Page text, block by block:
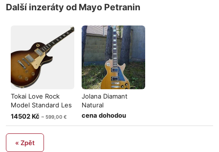
Další inzeráty od Mayo Petranin
Tokai Love Rock
Model Standard Les
Paul MiK
14502 Kč ~ 599,00 €
Jolana Diamant
Natural
cena dohodou
« Zpět